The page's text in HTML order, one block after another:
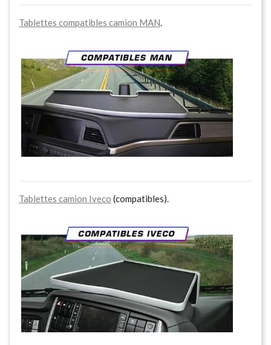
Tablettes compatibles camion MAN.
Tablettes camion Iveco (compatibles).